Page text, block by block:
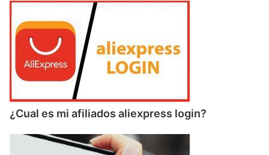
¿Cual es mi afiliados aliexpress login?